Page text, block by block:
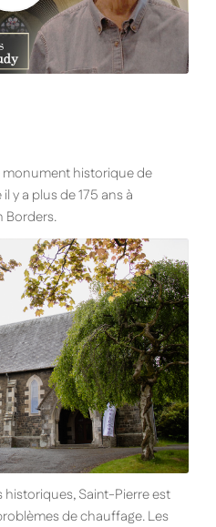
monument historique de
y a plus de 175 ans à
Borders.
historiques, Saint-Pierre est
de chauffage. Les